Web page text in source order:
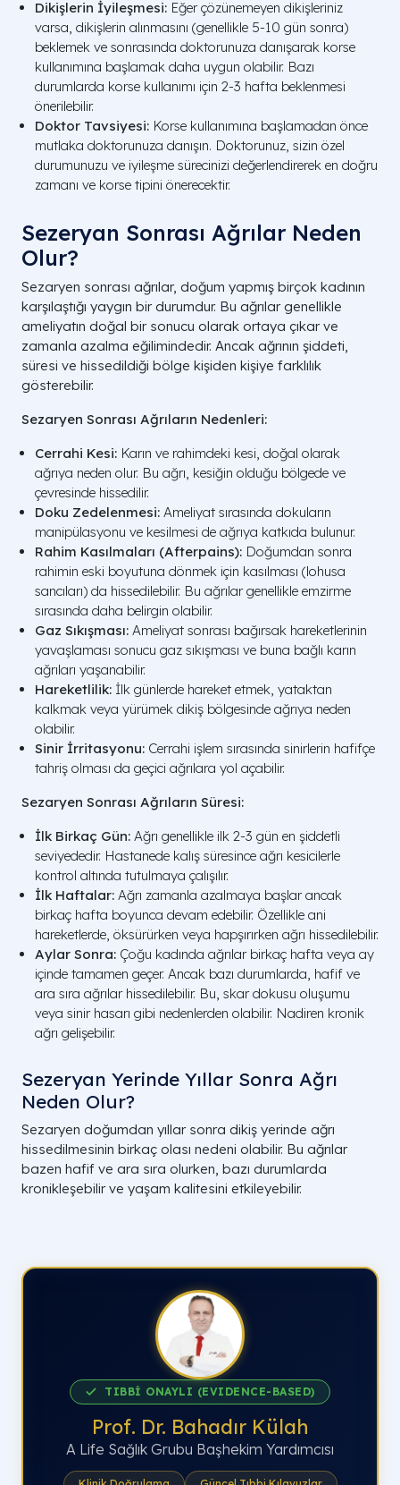
Dikişlerin İyileşmesi: Eğer çözünemeyen dikişleriniz
varsa, dikişlerin alınmasını (genellikle 5-10 gün sonra)
beklemek ve sonrasında doktorunuza danışarak korse
kullanımına başlamak daha uygun olabilir. Bazı
durumlarda korse kullanımı için 2-3 hafta beklenmesi
önerilebilir.
Doktor Tavsiyesi: Korse kullanımına başlamadan önce
mutlaka doktorunuza danışın. Doktorunuz, sizin özel
durumunuzu ve iyileşme sürecinizi değerlendirerek en doğru
zamanı ve korse tipini önerecektir.
Sezeryan Sonrası Ağrılar Neden
Olur?
Sezaryen sonrası ağrılar, doğum yapmış birçok kadının
karşılaştığı yaygın bir durumdur. Bu ağrılar genellikle
ameliyatın doğal bir sonucu olarak ortaya çıkar ve
zamanla azalma eğilimindedir. Ancak ağrının şiddeti,
süresi ve hissedildiği bölge kişiden kişiye farklılık
gösterebilir.
Sezaryen Sonrası Ağrıların Nedenleri:
Cerrahi Kesi: Karın ve rahimdeki kesi, doğal olarak
ağrıya neden olur. Bu ağrı, kesiğin olduğu bölgede ve
çevresinde hissedilir.
Doku Zedelenmesi: Ameliyat sırasında dokuların
manipülasyonu ve kesilmesi de ağrıya katkıda bulunur.
Rahim Kasılmaları (Afterpains): Doğumdan sonra
rahimin eski boyutuna dönmek için kasılması (lohusa
sancıları) da hissedilebilir. Bu ağrılar genellikle emzirme
sırasında daha belirgin olabilir.
Gaz Sıkışması: Ameliyat sonrası bağırsak hareketlerinin
yavaşlaması sonucu gaz sıkışması ve buna bağlı karın
ağrıları yaşanabilir.
Hareketlilik: İlk günlerde hareket etmek, yataktan
kalkmak veya yürümek dikiş bölgesinde ağrıya neden
olabilir.
Sinir İrritasyonu: Cerrahi işlem sırasında sinirlerin hafifçe
tahriş olması da geçici ağrılara yol açabilir.
Sezaryen Sonrası Ağrıların Süresi:
İlk Birkaç Gün: Ağrı genellikle ilk 2-3 gün en şiddetli
seviyededir. Hastanede kalış süresince ağrı kesicilerle
kontrol altında tutulmaya çalışılır.
İlk Haftalar: Ağrı zamanla azalmaya başlar ancak
birkaç hafta boyunca devam edebilir. Özellikle ani
hareketlerde, öksürürken veya hapşırırken ağrı hissedilebilir.
Aylar Sonra: Çoğu kadında ağrılar birkaç hafta veya ay
içinde tamamen geçer. Ancak bazı durumlarda, hafif ve
ara sıra ağrılar hissedilebilir. Bu, skar dokusu oluşumu
veya sinir hasarı gibi nedenlerden olabilir. Nadiren kronik
ağrı gelişebilir.
Sezeryan Yerinde Yıllar Sonra Ağrı​
Neden Olur?
Sezaryen doğumdan yıllar sonra dikiş yerinde ağrı
hissedilmesinin birkaç olası nedeni olabilir. Bu ağrılar
bazen hafif ve ara sıra olurken, bazı durumlarda
kronikleşebilir ve yaşam kalitesini etkileyebilir.
TIBBİ ONAYLI (EVIDENCE-BASED)
Prof. Dr. Bahadır Külah
A Life Sağlık Grubu Başhekim Yardımcısı